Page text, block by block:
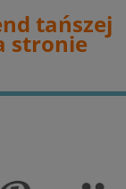
tańszej
stronie